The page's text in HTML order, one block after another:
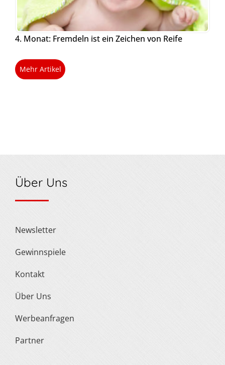
4. Monat: Fremdeln ist ein Zeichen von Reife
Mehr Artikel
Über Uns
Newsletter
Gewinnspiele
Kontakt
Über Uns
Werbeanfragen
Partner